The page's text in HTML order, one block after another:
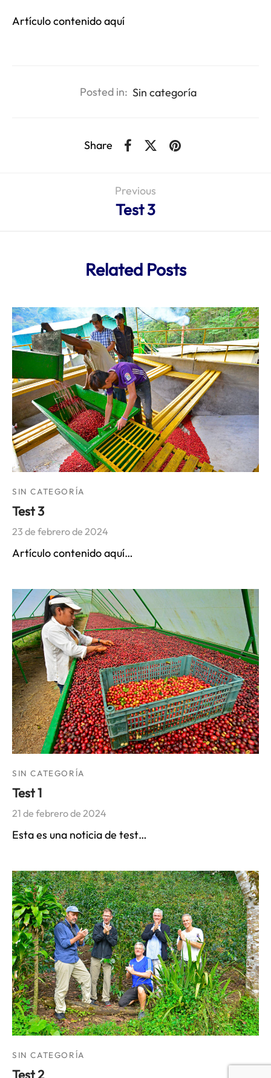
Artículo contenido aquí
Posted in: Sin categoría
Share
Previous
Test 3
Related Posts
SIN CATEGORÍA
Test 3
23 de febrero de 2024
Artículo contenido aquí…
SIN CATEGORÍA
Test 1
21 de febrero de 2024
Esta es una noticia de test…
SIN CATEGORÍA
Test 2